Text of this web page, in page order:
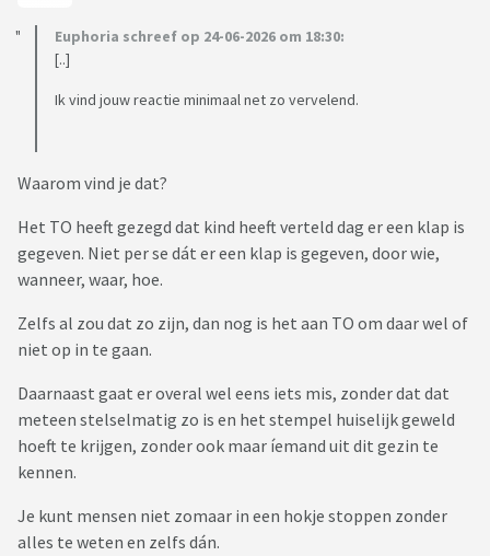
Euphoria schreef op 24-06-2026 om 18:30:
[..]
Ik vind jouw reactie minimaal net zo vervelend.
Waarom vind je dat?
Het TO heeft gezegd dat kind heeft verteld dag er een klap is
gegeven. Niet per se dát er een klap is gegeven, door wie,
wanneer, waar, hoe.
Zelfs al zou dat zo zijn, dan nog is het aan TO om daar wel of
niet op in te gaan.
Daarnaast gaat er overal wel eens iets mis, zonder dat dat
meteen stelselmatig zo is en het stempel huiselijk geweld
hoeft te krijgen, zonder ook maar íemand uit dit gezin te
kennen.
Je kunt mensen niet zomaar in een hokje stoppen zonder
alles te weten en zelfs dán.